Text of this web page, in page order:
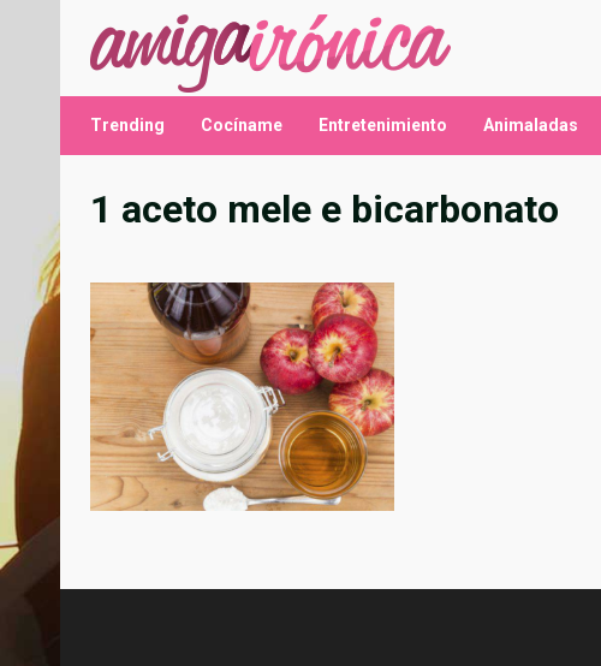
contenido
Trending Cocíname Entretenimiento Animaladas
1 aceto mele e bicarbonato